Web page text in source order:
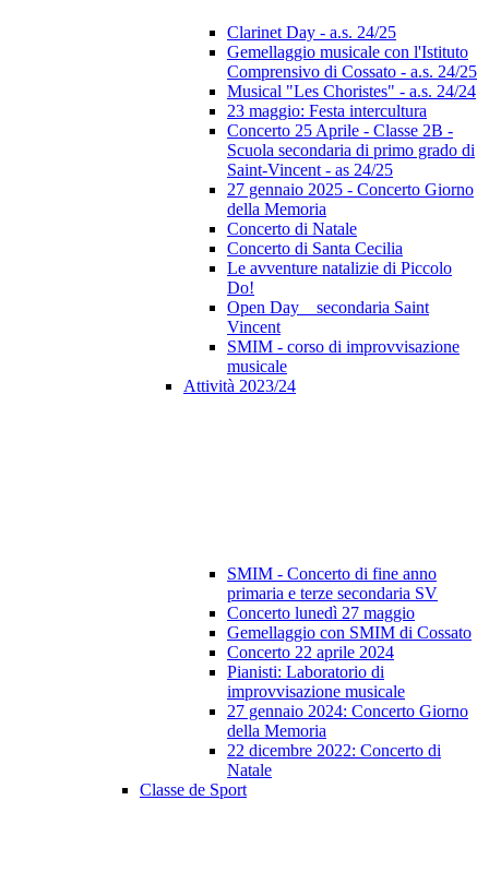
Clarinet Day - a.s. 24/25
Gemellaggio musicale con l'Istituto
Comprensivo di Cossato - a.s. 24/25
Musical "Les Choristes" - a.s. 24/24
23 maggio: Festa intercultura
Concerto 25 Aprile - Classe 2B -
Scuola secondaria di primo grado di
Saint-Vincent - as 24/25
27 gennaio 2025 - Concerto Giorno
della Memoria
Concerto di Natale
Concerto di Santa Cecilia
Le avventure natalizie di Piccolo
Do!
Open Day _ secondaria Saint
Vincent
SMIM - corso di improvvisazione
musicale
Attività 2023/24
SMIM - Concerto di fine anno
primaria e terze secondaria SV
Concerto lunedì 27 maggio
Gemellaggio con SMIM di Cossato
Concerto 22 aprile 2024
Pianisti: Laboratorio di
improvvisazione musicale
27 gennaio 2024: Concerto Giorno
della Memoria
22 dicembre 2022: Concerto di
Natale
Classe de Sport